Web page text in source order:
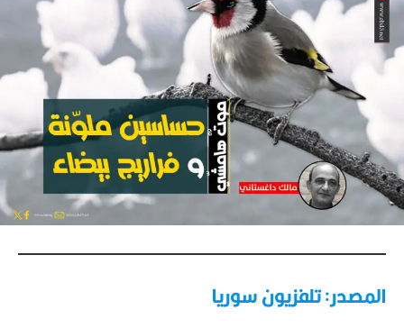
المصدر: تلفزيون سوريا